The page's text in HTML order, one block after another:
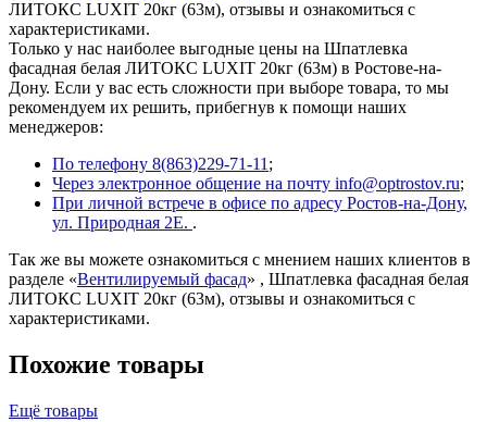
ЛИТОКС LUXIT 20кг (63м), отзывы и ознакомиться с
характеристиками.
Только у нас наиболее выгодные цены на Шпатлевка
фасадная белая ЛИТОКС LUXIT 20кг (63м) в Ростове-на-
Дону. Если у вас есть сложности при выборе товара, то мы
рекомендуем их решить, прибегнув к помощи наших
менеджеров:
По телефону 8(863)229-71-11;
Через электронное общение на почту info@optrostov.ru;
При личной встрече в офисе по адресу Ростов-на-Дону,
ул. Природная 2Е. .
Так же вы можете ознакомиться с мнением наших клиентов в
разделе «Вентилируемый фасад» , Шпатлевка фасадная белая
ЛИТОКС LUXIT 20кг (63м), отзывы и ознакомиться с
характеристиками.
Похожие товары
Ещё товары